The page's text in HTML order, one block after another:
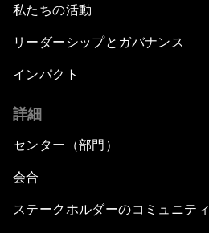
私たちの活動
リーダーシップとガバナンス
インパクト
詳細
センター（部門）
会合
ステークホルダーのコミュニティ